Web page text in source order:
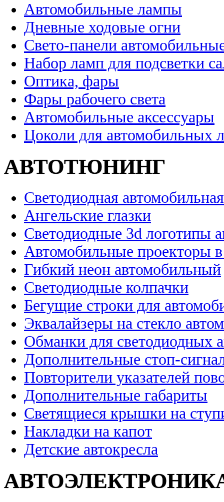
Автомобильные лампы
Дневные ходовые огни
Свето-панели
Набор ламп для подсветки
Оптика, фары
Фары рабочего света
Автомобильные аксессуары
Цоколи для автомобильных
АВТОТЮНИНГ
Светодиодная
Ангельские глазки
Светодиодные 3d логотипы
Автомобильные проекторы
Гибкий неон автомобильный
Светодиодные колпачки
Бегущие строки для
Эквалайзеры на стекло
Обманки для светодиодных
Дополнительные стоп-
Повторители указателей
Дополнительные габариты
Светящиеся крышки на
Накладки на капот
Детские автокресла